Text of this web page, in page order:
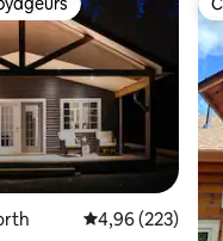
les plus appréciés
Évaluation
4,96 (223)